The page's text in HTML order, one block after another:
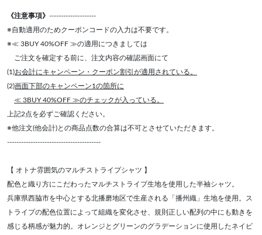
《注意事項》 --------------------
※自動適用のためクーポンコードの入力は不要です。
※≪ 3BUY 40%OFF ≫の適用につきましては
ご注文を確定する前に、注文内容の確認画面にて
(1)お会計にキャンペーン・クーポン割引が適用されている。
(2)画面下部のキャンペーン1の箇所に
≪ 3BUY 40%OFF ≫のチェックが入っている。
上記2点を必ずご確認ください。
※他注文(他会計)との商品点数の合算は不可とさせていただきます。
----------------------------------------
【 オトナ雰囲気のマルチストライプシャツ 】
配色と織り方にこだわったマルチストライプ生地を使用した半袖シャツ。
兵庫県西脇市を中心とする北播磨地区で生産される「播州織」生地を使用。ス
トライプの配色位置によって組織を変化させ、規則正しい配列の中にも動きを
感じる柄感が魅力的。オレンジとグリーンのグラデーションに使用したネイビ